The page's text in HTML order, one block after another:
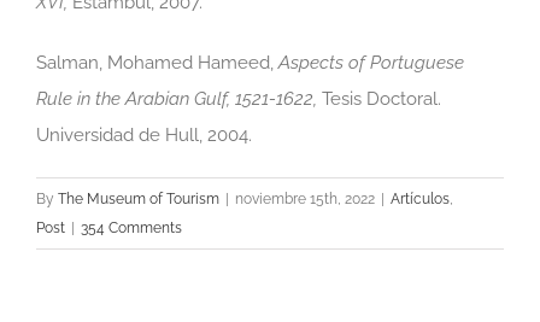
Salman, Mohamed Hameed,Aspects of Portuguese
Rule in the Arabian Gulf, 1521-1622, Tesis Doctoral.
Universidad de Hull, 2004.
By The Museum of Tourism noviembre 15th, 2022 Artículos,
Post
354 Comments